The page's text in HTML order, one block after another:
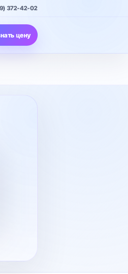
372-42-02
цену